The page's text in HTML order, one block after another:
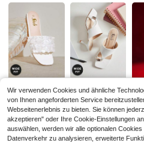
4,84 769K Follower
4,84 769K Follower
4,84 769K Follower
4,84 769K Follower
27,18€ 26,04€
Könnte Dir Auch Gefallen
Empfehlungen Schmuck & Uhren
Wir verwenden Cookies und ähnliche
von Ihnen angeforderten Service
Webseitenerlebnis zu bieten. Sie können
akzeptieren" oder Ihre Cookie-Einstellungen
auswählen, werden wir alle optionalen
Datenverkehr zu analysieren, erweiterte